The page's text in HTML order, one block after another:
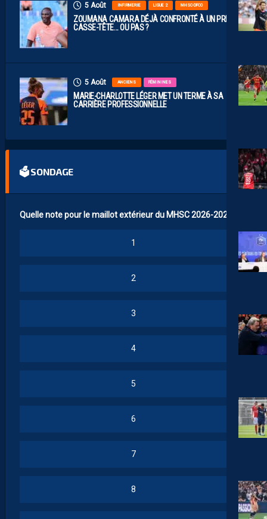
5 Août INFIRMERIE LIGUE 2 MHSC-DFCO
ZOUMANA CAMARA DÉJÀ CONFRONTÉ À UN PREMIER
CASSE-TÊTE… OU PAS ?
5 Août ANCIENS FÉMININES
MARIE-CHARLOTTE LÉGER MET UN TERME À SA
CARRIÈRE PROFESSIONNELLE
🗳 SONDAGE
Quelle note pour le maillot extérieur du MHSC 2026-2027 ?
1
2
3
4
5
6
7
8